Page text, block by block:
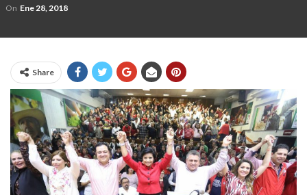
On Ene 28, 2018
Share